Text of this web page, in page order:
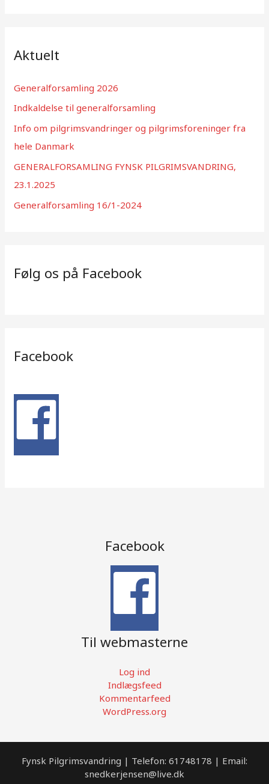
e
Aktuelt
Generalforsamling 2026
Indkaldelse til generalforsamling
Info om pilgrimsvandringer og pilgrimsforeninger fra
hele Danmark
GENERALFORSAMLING FYNSK PILGRIMSVANDRING,
23.1.2025
Generalforsamling 16/1-2024
Følg os på Facebook
Facebook
Facebook
Til webmasterne
Log ind
Indlægsfeed
Kommentarfeed
WordPress.org
Fynsk Pilgrimsvandring | Telefon: 61748178 | Email:
snedkerjensen@live.dk